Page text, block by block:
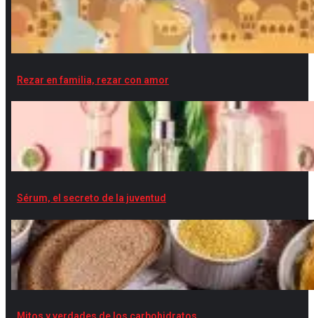
Rezar en familia, rezar con amor
Sérum, el secreto de la juventud